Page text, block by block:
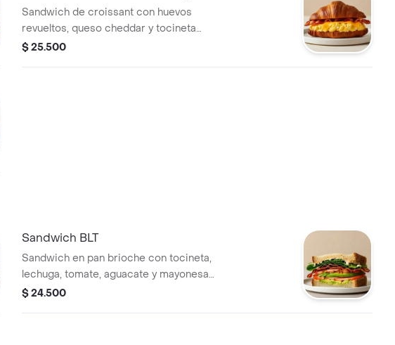
Sandwich de croissant con huevos
revueltos, queso cheddar y tocineta
crocante.
$ 25.500
Sandwich BLT
Sandwich en pan brioche con tocineta,
lechuga, tomate, aguacate y mayonesa
picante.
$ 24.500